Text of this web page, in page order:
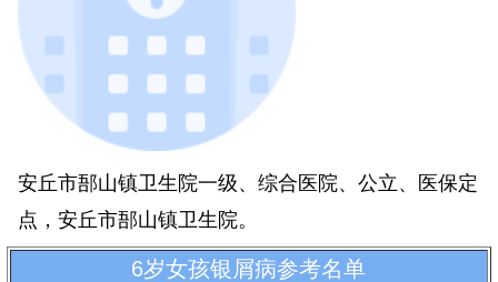
安丘市郚山镇卫生院一级、综合医院、公立、医保定
点，安丘市郚山镇卫生院。
6岁女孩银屑病参考名单